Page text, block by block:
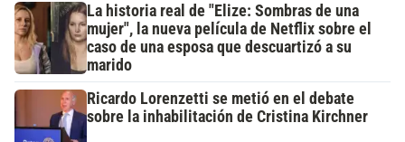
La historia real de "Elize: Sombras de una
mujer", la nueva película de Netflix sobre el
caso de una esposa que descuartizó a su
marido
Ricardo Lorenzetti se metió en el debate
sobre la inhabilitación de Cristina Kirchner